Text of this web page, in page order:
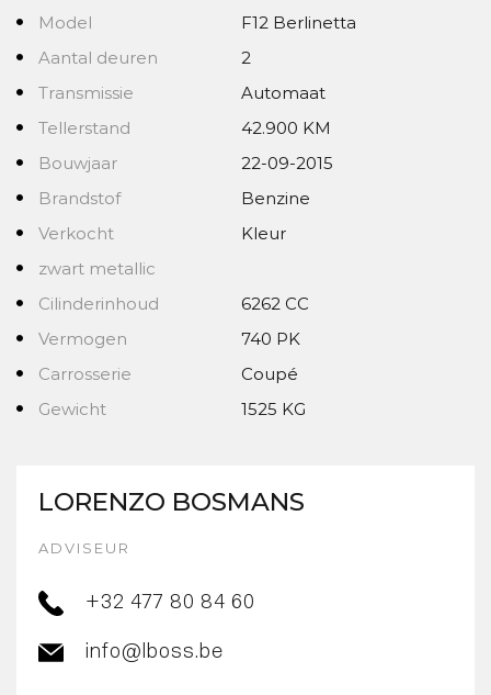
Model
F12 Berlinetta
Aantal deuren
2
Transmissie
Automaat
Tellerstand
42.900 KM
Bouwjaar
22-09-2015
Brandstof
Benzine
Verkocht
Kleur
zwart metallic
Cilinderinhoud
6262 CC
Vermogen
740 PK
Carrosserie
Coupé
Gewicht
1525 KG
LORENZO BOSMANS
ADVISEUR
+32 477 80 84 60
info@lboss.be